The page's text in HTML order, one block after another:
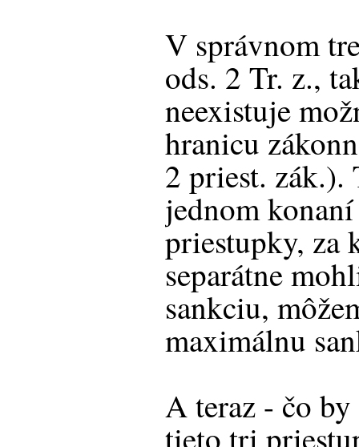
V správnom
ods. 2 Tr. z.,
neexistuje
hranicu
2 priest. zák.).
jednom
priestupky, za
separátne
sankciu,
maximálnu
A teraz - čo by
tieto tri